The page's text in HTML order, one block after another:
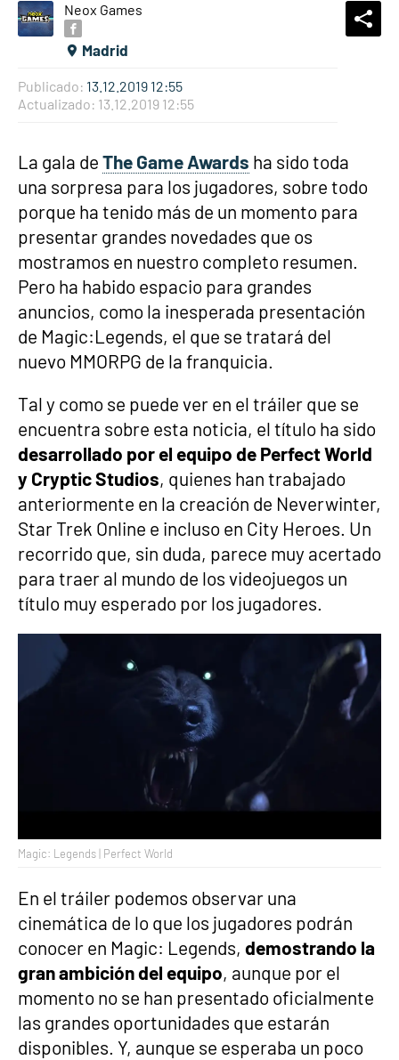
Neox Games
Madrid
Publicado: 13.12.2019 12:55
Actualizado: 13.12.2019 12:55
La gala de The Game Awards ha sido toda
una sorpresa para los jugadores, sobre todo
porque ha tenido más de un momento para
presentar grandes novedades que os
mostramos en nuestro completo resumen.
Pero ha habido espacio para grandes
anuncios, como la inesperada presentación
de Magic:Legends, el que se tratará del
nuevo MMORPG de la franquicia.
Tal y como se puede ver en el tráiler que se
encuentra sobre esta noticia, el título ha sido
desarrollado por el equipo de Perfect World
y Cryptic Studios, quienes han trabajado
anteriormente en la creación de Neverwinter,
Star Trek Online e incluso en City Heroes. Un
recorrido que, sin duda, parece muy acertado
para traer al mundo de los videojuegos un
título muy esperado por los jugadores.
Magic: Legends | Perfect World
En el tráiler podemos observar una
cinemática de lo que los jugadores podrán
conocer en Magic: Legends, demostrando la
gran ambición del equipo, aunque por el
momento no se han presentado oficialmente
las grandes oportunidades que estarán
disponibles. Y, aunque se esperaba un poco